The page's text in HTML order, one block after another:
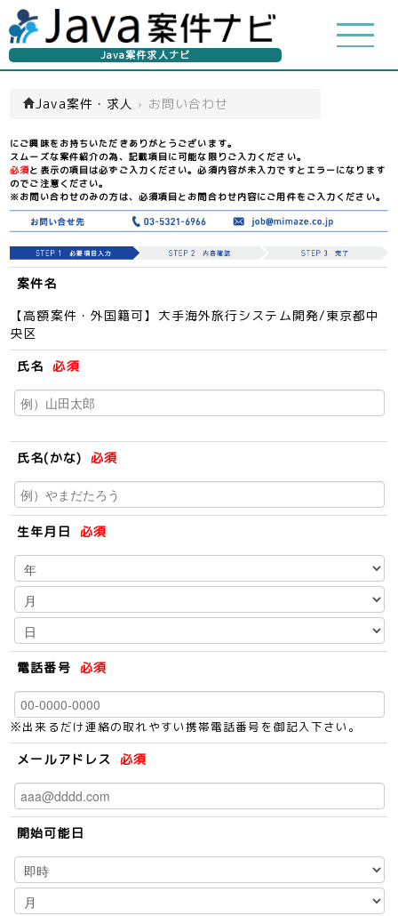
Java案件求人ナビ
Java案件・求人 › お問い合わせ
にご興味をお持ちいただきありがとうございます。
スムーズな案件紹介の為、記載項目に可能な限りご入力ください。
必須と表示の項目は必ずご入力ください。必須内容が未入力ですとエラーになります
のでご注意ください。
※お問い合わせのみの方は、必須項目とお問合わせ内容にご用件をご入力ください。
案件名
【高額案件・外国籍可】大手海外旅行システム開発/東京都中
央区
氏名 必須
氏名(かな) 必須
生年月日 必須
電話番号 必須
※出来るだけ連絡の取れやすい携帯電話番号を御記入下さい。
メールアドレス 必須
開始可能日